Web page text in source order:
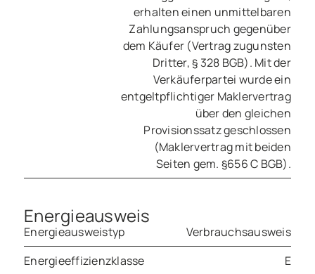
erhalten einen unmittelbaren
Zahlungsanspruch gegenüber
dem Käufer (Vertrag zugunsten
Dritter, § 328 BGB). Mit der
Verkäuferpartei wurde ein
entgeltpflichtiger Maklervertrag
über den gleichen
Provisionssatz geschlossen
(Maklervertrag mit beiden
Seiten gem. §656 C BGB).
Energieausweis
Energieausweistyp
Verbrauchsausweis
Energieeffizienzklasse
E